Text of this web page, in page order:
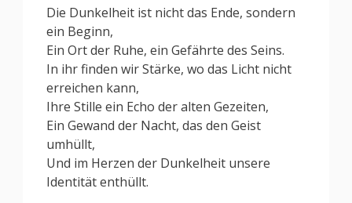
Die Dunkelheit ist nicht das Ende, sondern
ein Beginn,
Ein Ort der Ruhe, ein Gefährte des Seins.
In ihr finden wir Stärke, wo das Licht nicht
erreichen kann,
Ihre Stille ein Echo der alten Gezeiten,
Ein Gewand der Nacht, das den Geist
umhüllt,
Und im Herzen der Dunkelheit unsere
Identität enthüllt.